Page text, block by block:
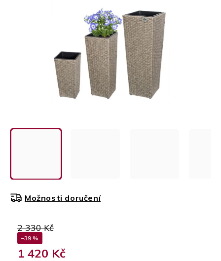
2 330 Kč
–39 %
1 420 Kč
Možnosti doručení